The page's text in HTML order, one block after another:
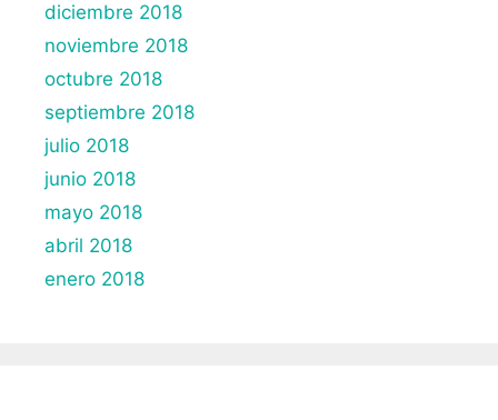
diciembre 2018
noviembre 2018
octubre 2018
septiembre 2018
julio 2018
junio 2018
mayo 2018
abril 2018
enero 2018